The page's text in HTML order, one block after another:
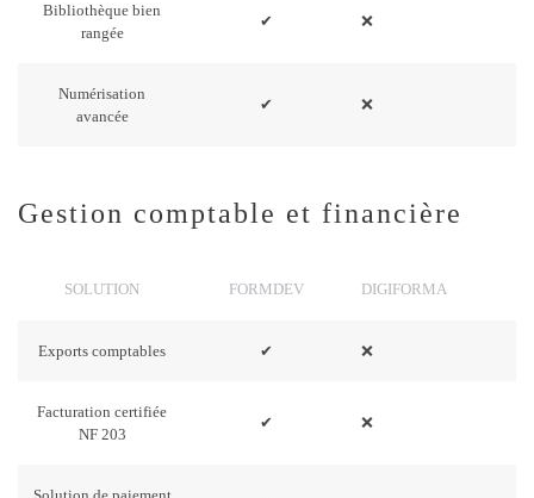
Bibliothèque bien
rangée
✔ ❌
Numérisation
avancée
✔ ❌
Gestion comptable et financière
SOLUTION FORMDEV DIGIFORMA
Exports comptables ✔ ❌
Facturation certifiée
NF 203
✔ ❌